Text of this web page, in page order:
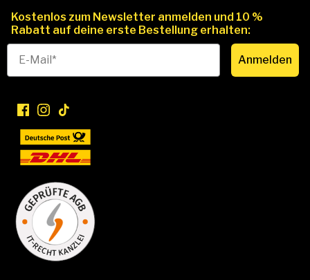
Kostenlos zum Newsletter anmelden und 10 %
Rabatt auf deine erste Bestellung erhalten:
Anmelden